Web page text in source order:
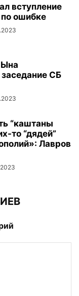
вступление
ошибке
СБ
“каштаны
то “дядей”
Лавров